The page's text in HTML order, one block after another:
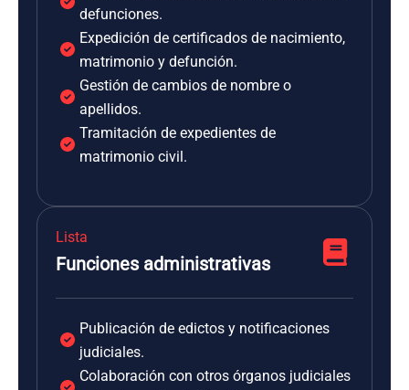
defunciones.
Expedición de certificados de nacimiento,
matrimonio y defunción.
Gestión de cambios de nombre o
apellidos.
Tramitación de expedientes de
matrimonio civil.
Lista
Funciones administrativas
Publicación de edictos y notificaciones
judiciales.
Colaboración con otros órganos judiciales